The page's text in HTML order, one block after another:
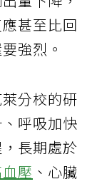
甚至比回
強烈。
分校的研
呼吸加快
長期處於
壓 、心臟